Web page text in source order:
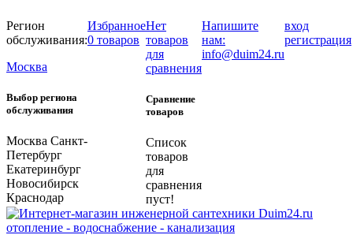
Регион
обслуживания:
Москва
Выбор региона
обслуживания
Москва Санкт-
Петербург
Екатеринбург
Новосибирск
Краснодар
Избранное
0 товаров
Нет
товаров
для
сравнения
Сравнение
товаров
Список
товаров
для
сравнения
пуст!
Напишите
нам:
info@duim24.ru
вход
регистрация
отопление - водоснабжение - канализация